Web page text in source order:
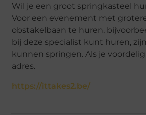
Wil je een groot springkasteel
Voor een evenement met
obstakelbaan te huren,
bij deze specialist kunt huren,
kunnen springen. Als je
adres.
https://ittakes2.be/